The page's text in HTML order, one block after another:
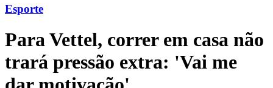
Esporte
Para Vettel, correr em casa não
trará pressão extra: 'Vai me